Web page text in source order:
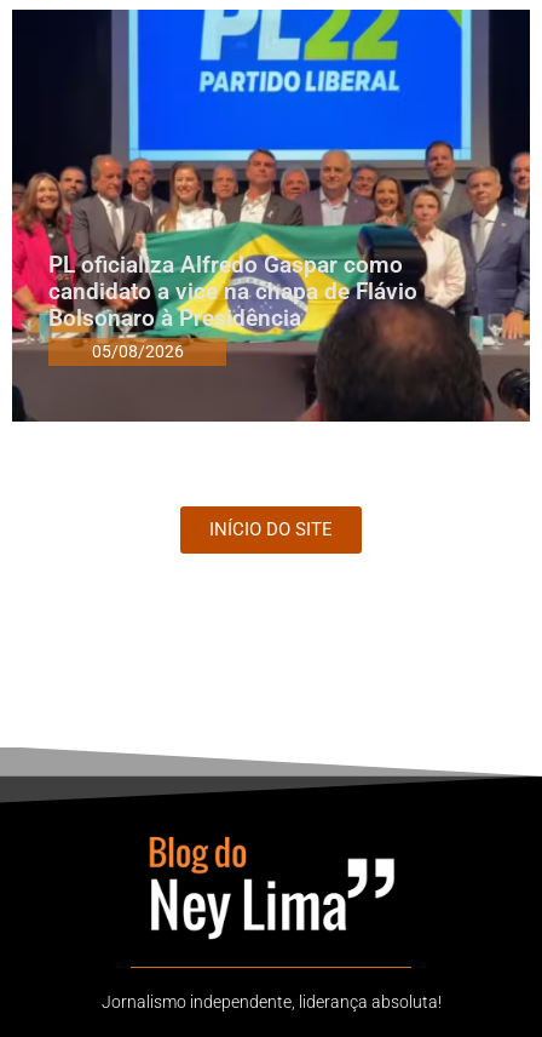
PL oficializa Alfredo Gaspar como
candidato a vice na chapa de Flávio
Bolsonaro à Presidência
05/08/2026
INÍCIO DO SITE
Jornalismo independente, liderança absoluta!